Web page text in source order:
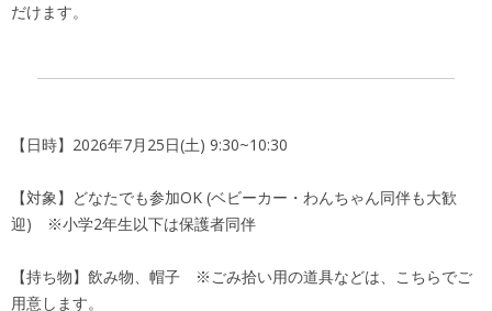
だけます。
【日時】2026年7月25日(土) 9:30~10:30
【対象】どなたでも参加OK (ベビーカー・わんちゃん同伴も大歓
迎) ※小学2年生以下は保護者同伴
【持ち物】飲み物、帽子 ※ごみ拾い用の道具などは、こちらでご
用意します。